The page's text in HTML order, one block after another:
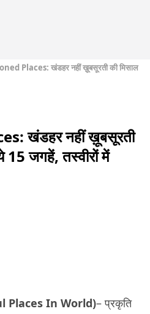
Places: खंडहर नहीं ख़ूबसूरती की मिसाल
खंडहर नहीं ख़ूबसूरती
15 जगहें, तस्वीरों में
Places In World)– प्रकृति